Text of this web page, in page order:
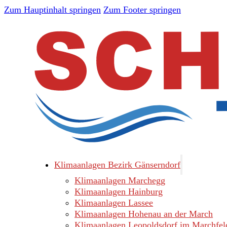
Zum Hauptinhalt springen Zum Footer springen
Klimaanlagen Bezirk Gänserndorf
Klimaanlagen Marchegg
Klimaanlagen Hainburg
Klimaanlagen Lassee
Klimaanlagen Hohenau an der March
Klimaanlagen Leopoldsdorf im